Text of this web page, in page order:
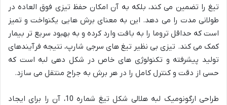
تیغ را تضمین می کند، بلکه به آن امکان حفظ تیزی فوق العاده در
طولانی مدت را می دهد. این به معنای برش هایی یکنواخت و تمیز
است که حداقل تروما را به بافت وارد کرده و به بهبود سریع تر بیمار
کمک می کند. تیزی بی نظیر تیغ های سرجی شارپ، نتیجه فرآیندهای
تولید پیشرفته و تکنولوژی های خاص در شکل دهی لبه است که
حسی از دقت و کنترل کامل را در هر برش به جراح منتقل می سازد.
طراحی ارگونومیک لبه هلالی شکل تیغ شماره 10، آن را برای ایجاد